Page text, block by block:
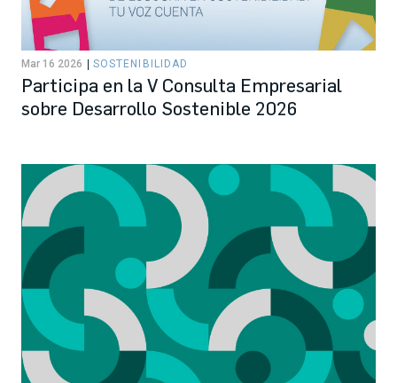
Mar 16 2026 SOSTENIBILIDAD
Participa en la V Consulta Empresarial
sobre Desarrollo Sostenible 2026